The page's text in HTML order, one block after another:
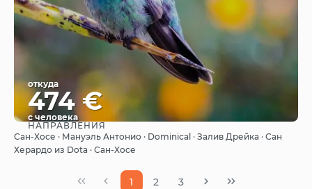
откуда
474 €
с человека
Видеть
НАПРАВЛЕНИЯ
Сан-Хосе · Мануэль Антонио · Dominical · Залив Дрейка · Сан
Херардо из Dota · Сан-Хосе
1 2 3